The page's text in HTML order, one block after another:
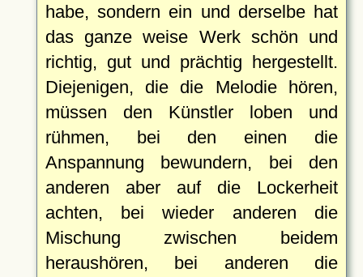
habe, sondern ein und derselbe hat
das ganze weise Werk schön und
richtig, gut und prächtig hergestellt.
Diejenigen, die die Melodie hören,
müssen den Künstler loben und
rühmen, bei den einen die
Anspannung bewundern, bei den
anderen aber auf die Lockerheit
achten, bei wieder anderen die
Mischung zwischen beidem
heraushören, bei anderen die